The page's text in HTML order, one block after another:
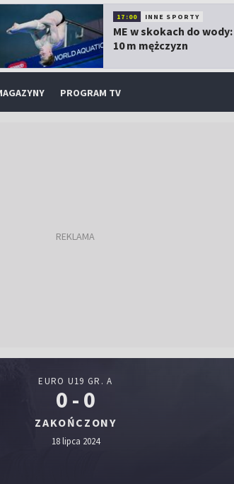
17:00 INNE SPORTY
ME w skokach do wody:
10 m mężczyzn
PROGRAM TV
EURO U19 GR. A
0 - 0
ZAKOŃCZONY
18 lipca 2024